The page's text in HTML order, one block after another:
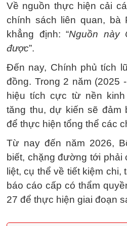
Về nguồn thực hiện cải
chính sách liên quan, bà
khẳng định: “Nguồn này
được”.
Đến nay, Chính phủ tích
đồng. Trong 2 năm (2025
hiệu tích cực từ nền
tăng thu, dự kiến sẽ đảm
để thực hiện tổng thể các
Từ nay đến năm 2026,
biết, chặng đường tới phải
liệt, cụ thể về tiết kiệm
báo cáo cấp có thẩm
27 để thực hiện giai đoạn